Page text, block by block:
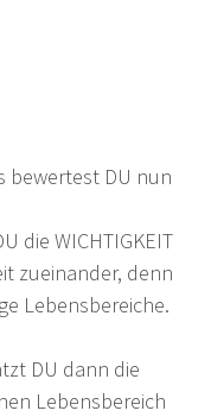
bewertest DU nun
die WICHTIGKEIT
zueinander, denn
Lebensbereiche.
DU dann die
Lebensbereich